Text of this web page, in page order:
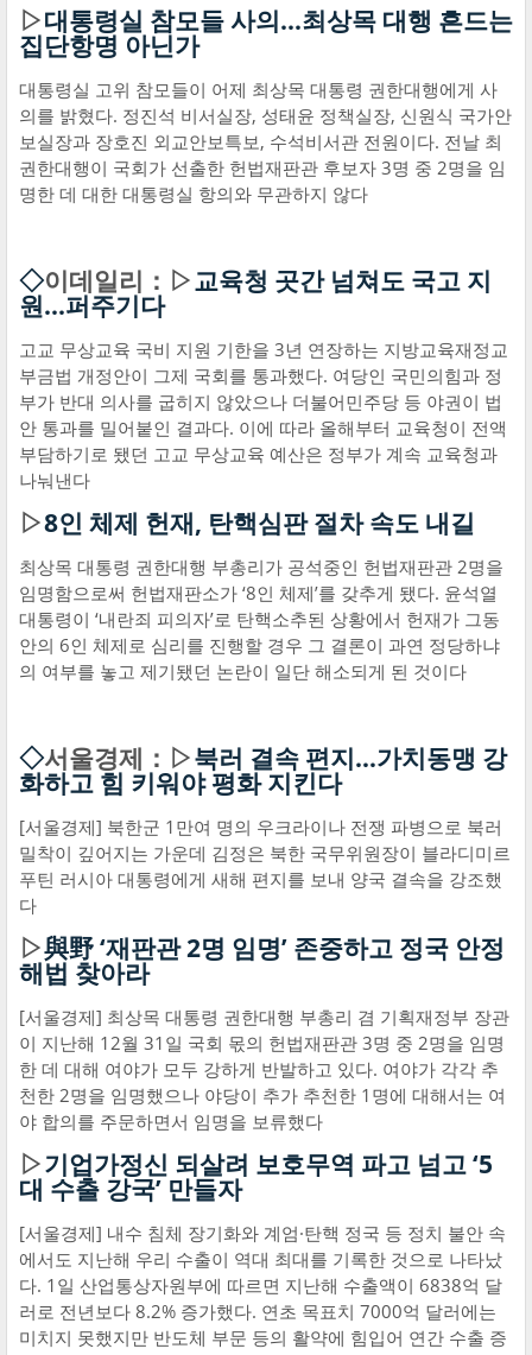
▷대통령실 참모들 사의...최상목 대행 흔드는
집단항명 아닌가
대통령실 고위 참모들이 어제 최상목 대통령 권한대행에게 사
의를 밝혔다. 정진석 비서실장, 성태윤 정책실장, 신원식 국가안
보실장과 장호진 외교안보특보, 수석비서관 전원이다. 전날 최
권한대행이 국회가 선출한 헌법재판관 후보자 3명 중 2명을 임
명한 데 대한 대통령실 항의와 무관하지 않다
◇이데일리：▷교육청 곳간 넘쳐도 국고 지
원...퍼주기다
고교 무상교육 국비 지원 기한을 3년 연장하는 지방교육재정교
부금법 개정안이 그제 국회를 통과했다. 여당인 국민의힘과 정
부가 반대 의사를 굽히지 않았으나 더불어민주당 등 야권이 법
안 통과를 밀어붙인 결과다. 이에 따라 올해부터 교육청이 전액
부담하기로 됐던 고교 무상교육 예산은 정부가 계속 교육청과
나눠낸다
▷8인 체제 헌재, 탄핵심판 절차 속도 내길
최상목 대통령 권한대행 부총리가 공석중인 헌법재판관 2명을
임명함으로써 헌법재판소가 ‘8인 체제’를 갖추게 됐다. 윤석열
대통령이 ‘내란죄 피의자’로 탄핵소추된 상황에서 헌재가 그동
안의 6인 체제로 심리를 진행할 경우 그 결론이 과연 정당하냐
의 여부를 놓고 제기됐던 논란이 일단 해소되게 된 것이다
◇서울경제：▷북러 결속 편지…가치동맹 강
화하고 힘 키워야 평화 지킨다
[서울경제] 북한군 1만여 명의 우크라이나 전쟁 파병으로 북러
밀착이 깊어지는 가운데 김정은 북한 국무위원장이 블라디미르
푸틴 러시아 대통령에게 새해 편지를 보내 양국 결속을 강조했
다
▷與野 ‘재판관 2명 임명’ 존중하고 정국 안정
해법 찾아라
[서울경제] 최상목 대통령 권한대행 부총리 겸 기획재정부 장관
이 지난해 12월 31일 국회 몫의 헌법재판관 3명 중 2명을 임명
한 데 대해 여야가 모두 강하게 반발하고 있다. 여야가 각각 추
천한 2명을 임명했으나 야당이 추가 추천한 1명에 대해서는 여
야 합의를 주문하면서 임명을 보류했다
▷기업가정신 되살려 보호무역 파고 넘고 ‘5
대 수출 강국’ 만들자
[서울경제] 내수 침체 장기화와 계엄·탄핵 정국 등 정치 불안 속
에서도 지난해 우리 수출이 역대 최대를 기록한 것으로 나타났
다. 1일 산업통상자원부에 따르면 지난해 수출액이 6838억 달
러로 전년보다 8.2% 증가했다. 연초 목표치 7000억 달러에는
미치지 못했지만 반도체 부문 등의 활약에 힘입어 연간 수출 증